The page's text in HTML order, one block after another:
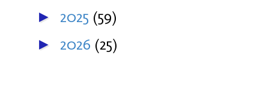
► 2025 (59)
► 2026 (25)